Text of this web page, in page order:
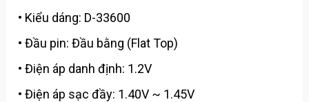
• Kiểu dáng: D-33600
• Đầu pin: Đầu bằng (Flat Top)
• Điện áp danh định: 1.2V
• Điện áp sạc đầy: 1.40V ~ 1.45V